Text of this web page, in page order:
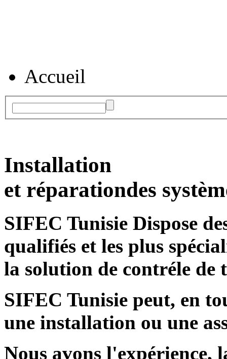
Accueil
Installation
et réparationdes
SIFEC Tunisie Dispose
qualifiés et les plus
la solution de contréle de
SIFEC Tunisie peut, en
une installation ou une
Nous avons l'expérience,